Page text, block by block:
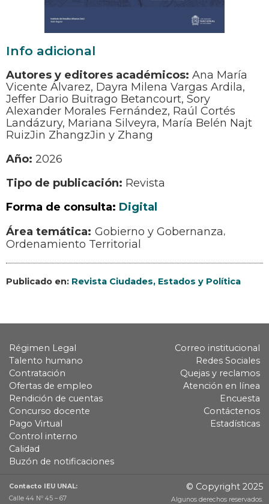
Info adicional
Autores y editores académicos: Ana María
Vicente Álvarez, Dayra Milena Vargas Ardila,
Jeffer Dario Buitrago Betancourt, Sory
Alexander Morales Fernández, Raúl Cortés
Landázury, Mariana Silveyra, María Belén Najt
RuizJin ZhangzJin y Zhang
Año: 2026
Tipo de publicación: Revista
Forma de consulta: Digital
Gobierno y Gobernanza
Ordenamiento Territorial
Publicado en: Revista Ciudades, Estados y Política
Régimen Legal
Talento humano
Contratación
Ofertas de empleo
Rendición de cuentas
Concurso docente
Pago Virtual
Control interno
Calidad
Buzón de notificaciones
Correo institucional
Redes Sociales
Quejas y reclamos
Atención en línea
Encuesta
Contáctenos
Estadísticas
Contacto IEU UNAL:
Calle 44 Nº 45 – 67
© Copyright 2025
Algunos derechos reservados.